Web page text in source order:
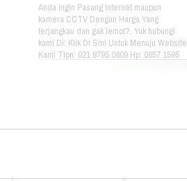
Anda Ingin Pasang Internet maupun
kamera CCTV Dengan Harga Yang
terjangkau dan gak lemot?. Yuk hubungi
kami Di: Klik Di Sini Untuk Menuju Website
Kami Tlpn: 021 8795 0809 Hp: 0857 1595